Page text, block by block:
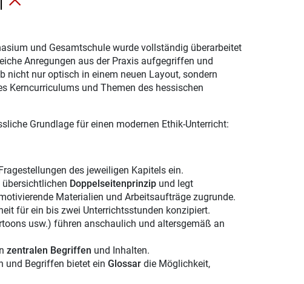
und Gesamtschule wurde vollständig überarbeitet
Anregungen aus der Praxis aufgegriffen und
nicht nur optisch in einem neuen Layout, sondern
Kerncurriculums und Themen des hessischen
Grundlage für einen modernen Ethik-Unterricht:
des jeweiligen Kapitels ein.
Doppelseitenprinzip und legt
Materialien und Arbeitsaufträge zugrunde.
für ein bis zwei Unterrichtsstunden konzipiert.
usw.) führen anschaulich und altersgemäß an
zentralen Begriffen und Inhalten.
und Begriffen bietet ein Glossar die Möglichkeit,